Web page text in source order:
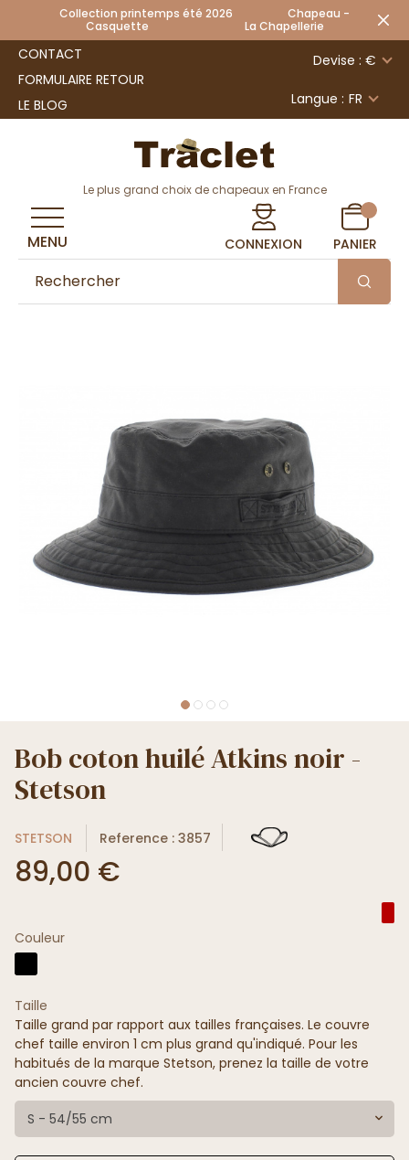
Collection printemps été 2026 Chapeau -
Casquette La Chapellerie
CONTACT
FORMULAIRE RETOUR
LE BLOG
Devise : €
Langue : FR
Le plus grand choix de chapeaux en France
CONNEXION PANIER
MENU
Bob coton huilé Atkins noir -
Stetson
STETSON Reference : 3857
89,00 €
Couleur
Taille
Taille grand par rapport aux tailles françaises. Le couvre
chef taille environ 1 cm plus grand qu'indiqué. Pour les
habitués de la marque Stetson, prenez la taille de votre
ancien couvre chef.
S - 54/55 cm